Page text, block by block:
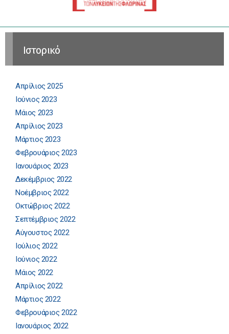
Ιστορικό
Απρίλιος 2025
Ιούνιος 2023
Μάιος 2023
Απρίλιος 2023
Μάρτιος 2023
Φεβρουάριος 2023
Ιανουάριος 2023
Δεκέμβριος 2022
Νοέμβριος 2022
Οκτώβριος 2022
Σεπτέμβριος 2022
Αύγουστος 2022
Ιούλιος 2022
Ιούνιος 2022
Μάιος 2022
Απρίλιος 2022
Μάρτιος 2022
Φεβρουάριος 2022
Ιανουάριος 2022